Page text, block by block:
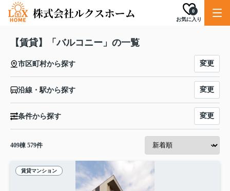
お気に入り
0
【賃貸】「バルコニー」の一覧
市区町村から探す 変更
沿線・駅から探す 変更
条件から探す 変更
409棟 579件
賃貸マンション